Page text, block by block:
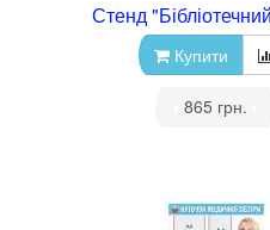
Стенд
Купити
865 грн.